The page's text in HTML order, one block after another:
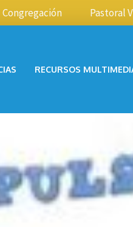
Congregación Pastoral
RECURSOS